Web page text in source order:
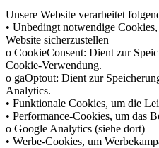
Unsere Website verarbeitet
• Unbedingt notwendige
Website sicherzustellen
o CookieConsent: Dient zur
Cookie-Verwendung.
o gaOptout: Dient zur
Analytics.
• Funktionale Cookies, um die
• Performance-Cookies, um das
o Google Analytics (siehe dort)
• Werbe-Cookies, um